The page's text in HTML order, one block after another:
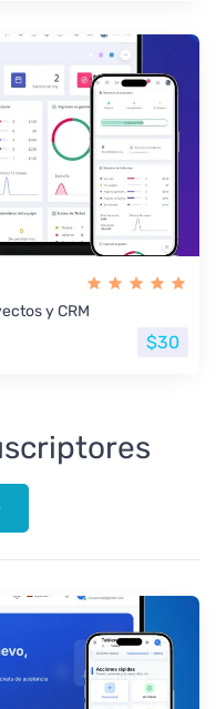
y CRM
$30